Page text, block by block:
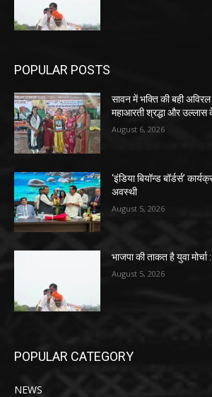
POPULAR POSTS
सावन में भक्ति की बही अविरल
महाआरती श्रद्धा और
August 6, 2026
‘इंडिया बियॉन्ड बॉर्डर्स’
अवस्थी
August 5, 2026
भाजपा की ताकत है युवा मोर्चा
August 5, 2026
POPULAR CATEGORY
NEWS